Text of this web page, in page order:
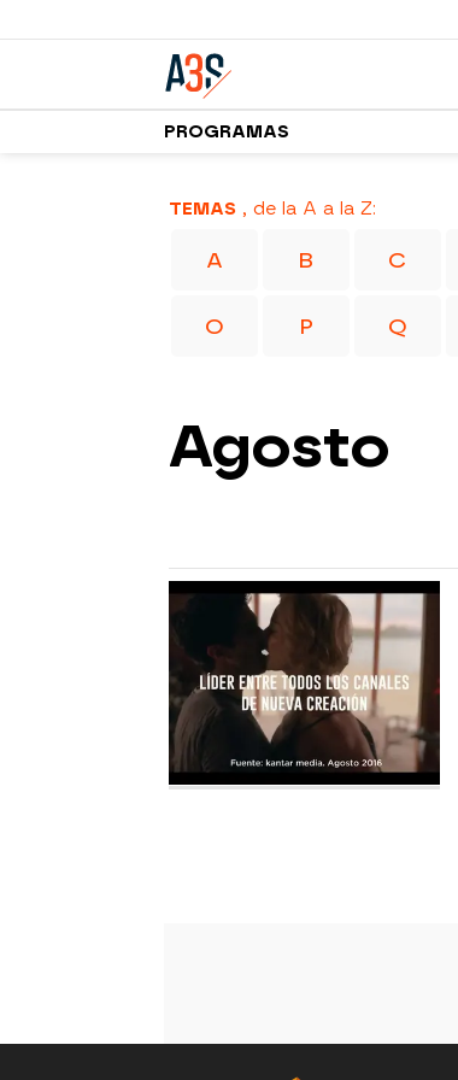
PROGRAMAS
TEMAS , de la A a la Z:
A B C
O P Q
Agosto